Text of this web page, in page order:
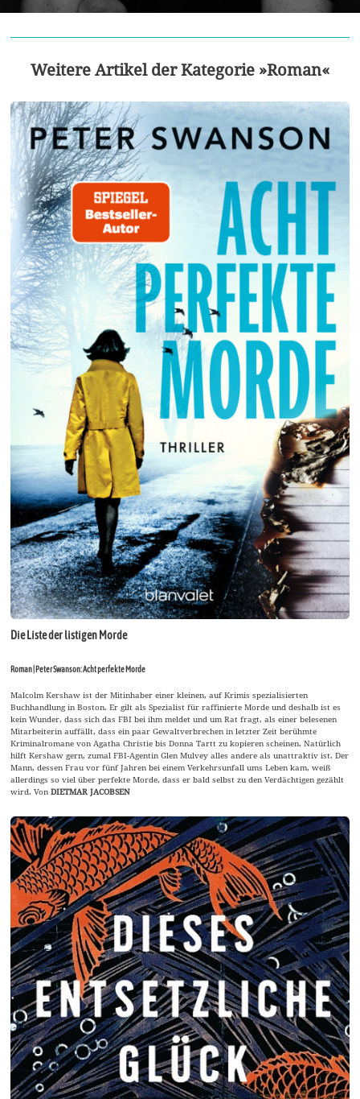
Weitere Artikel der Kategorie »Roman«
Die Liste der listigen Morde
Roman | Peter Swanson: Acht perfekte Morde
Malcolm Kershaw ist der Mitinhaber einer kleinen, auf Krimis spezialisierten
Buchhandlung in Boston. Er gilt als Spezialist für raffinierte Morde und deshalb ist es
kein Wunder, dass sich das FBI bei ihm meldet und um Rat fragt, als einer belesenen
Mitarbeiterin auffällt, dass ein paar Gewaltverbrechen in letzter Zeit berühmte
Kriminalromane von Agatha Christie bis Donna Tartt zu kopieren scheinen. Natürlich
hilft Kershaw gern, zumal FBI-Agentin Glen Mulvey alles andere als unattraktiv ist. Der
Mann, dessen Frau vor fünf Jahren bei einem Verkehrsunfall ums Leben kam, weiß
allerdings so viel über perfekte Morde, dass er bald selbst zu den Verdächtigen gezählt
wird. VonDIETMAR JACOBSEN